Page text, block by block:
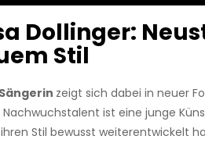
Dollinger:
Stil
zeigt sich dabei in neuer
ist eine junge
Stil bewusst weiterentwickelt